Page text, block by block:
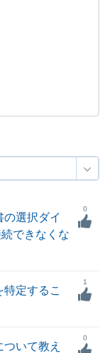
の選択ダイ
できなくな
0
特定するこ
1
ついて教え
0